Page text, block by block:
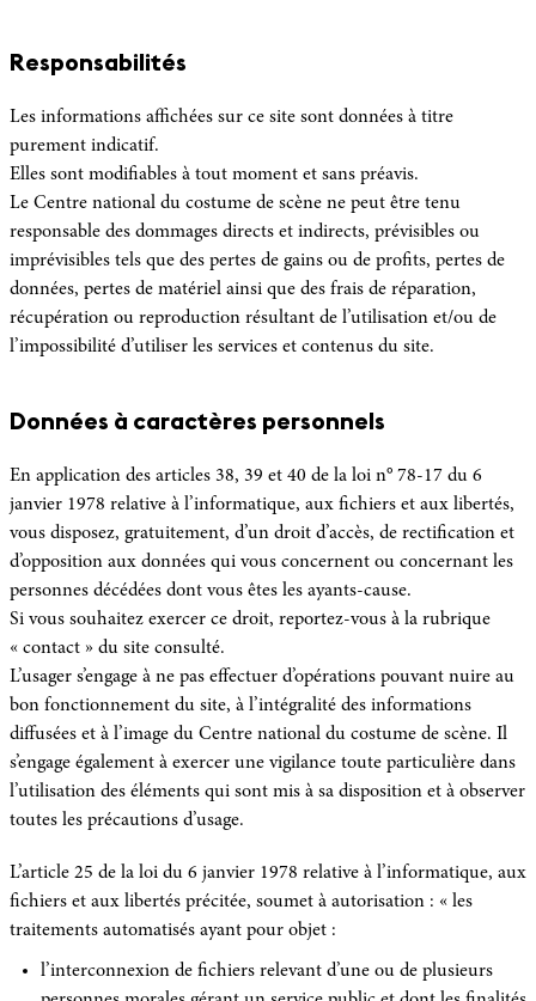
Responsabilités
Les informations affichées sur ce site sont données à titre
purement indicatif.
Elles sont modifiables à tout moment et sans préavis.
Le Centre national du costume de scène ne peut être tenu
responsable des dommages directs et indirects, prévisibles ou
imprévisibles tels que des pertes de gains ou de profits, pertes de
données, pertes de matériel ainsi que des frais de réparation,
récupération ou reproduction résultant de l’utilisation et/ou de
l’impossibilité d’utiliser les services et contenus du site.
Données à caractères personnels
En application des articles 38, 39 et 40 de la loi n° 78-17 du 6
janvier 1978 relative à l’informatique, aux fichiers et aux libertés,
vous disposez, gratuitement, d’un droit d’accès, de rectification et
d’opposition aux données qui vous concernent ou concernant les
personnes décédées dont vous êtes les ayants-cause.
Si vous souhaitez exercer ce droit, reportez-vous à la rubrique
« contact » du site consulté.
L’usager s’engage à ne pas effectuer d’opérations pouvant nuire au
bon fonctionnement du site, à l’intégralité des informations
diffusées et à l’image du Centre national du costume de scène. Il
s’engage également à exercer une vigilance toute particulière dans
l’utilisation des éléments qui sont mis à sa disposition et à observer
toutes les précautions d’usage.
L’article 25 de la loi du 6 janvier 1978 relative à l’informatique, aux
fichiers et aux libertés précitée, soumet à autorisation : « les
traitements automatisés ayant pour objet :
l’interconnexion de fichiers relevant d’une ou de plusieurs